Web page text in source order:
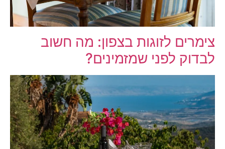
צימרים לזוגות בצפון: מה חשוב
לבדוק לפני שמזמינים?